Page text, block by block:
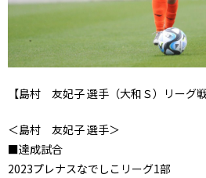
【島村 友妃子 選手（大和Ｓ）リーグ
＜島村 友妃子 選手＞
■達成試合
2023プレナスなでしこリーグ1部